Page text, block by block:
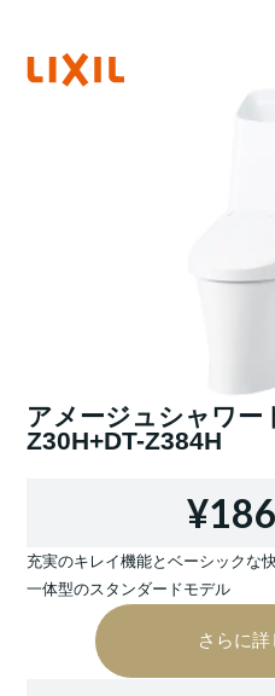
アメージュシャワー
Z30H+DT-Z384H
充実のキレイ機能とベーシックな
一体型のスタンダードモデル
さらに詳